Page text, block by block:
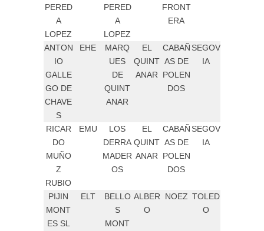
PERED
A
LOPEZ
PERED
A
LOPEZ
FRONT
ERA
ANTON
IO
GALLE
GO DE
CHAVE
S
EHE
MARQ
UES
DE
QUINT
ANAR
EL
QUINT
ANAR
CABAÑ
AS DE
POLEN
DOS
SEGOV
IA
RICAR
DO
MUÑO
Z
RUBIO
EMU
LOS
DERRA
MADER
OS
EL
QUINT
ANAR
CABAÑ
AS DE
POLEN
DOS
SEGOV
IA
PIJIN
MONT
ES SL
ELT
BELLO
S
MONT
ALBER
O
NOEZ TOLED
O